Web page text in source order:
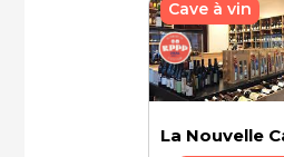
La Nouvelle
Cave à vin